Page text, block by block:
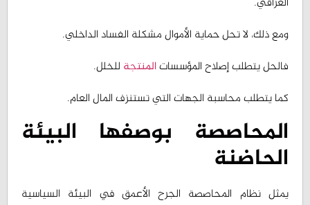
ومع ذلك، لا تحل حماية الأموال مشكلة الفساد الداخلي.
فالحل يتطلب إصلاح المؤسساتالمنتجةللخلل.
كما يتطلب محاسبة الجهات التي تستنزف المال العام.
المحاصصة بوصفها البيئة
الحاضنة
يمثل نظام المحاصصة الجرح الأعمق في البيئة السياسية
العراقية.